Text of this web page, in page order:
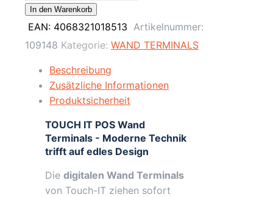
Indoor
Wand
Schwarz
Touch
EKiosk
In den Warenkorb
EAN: 4068321018513 Artikelnummer:
109148 Kategorie: WAND TERMINALS
Beschreibung
Zusätzliche Informationen
Produktsicherheit
TOUCH IT POS Wand
Terminals - Moderne Technik
trifft auf edles Design
Die digitalen Wand Terminals
von Touch-IT ziehen sofort